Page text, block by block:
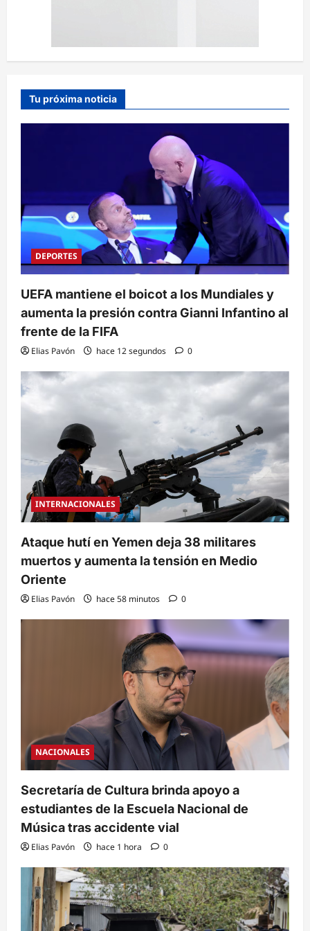
Tu próxima noticia
DEPORTES
UEFA mantiene el boicot a los Mundiales y
aumenta la presión contra Gianni Infantino al
frente de la FIFA
Elias Pavón hace 12 segundos 0
INTERNACIONALES
Ataque hutí en Yemen deja 38 militares
muertos y aumenta la tensión en Medio
Oriente
Elias Pavón hace 58 minutos 0
NACIONALES
Secretaría de Cultura brinda apoyo a
estudiantes de la Escuela Nacional de
Música tras accidente vial
Elias Pavón hace 1 hora 0